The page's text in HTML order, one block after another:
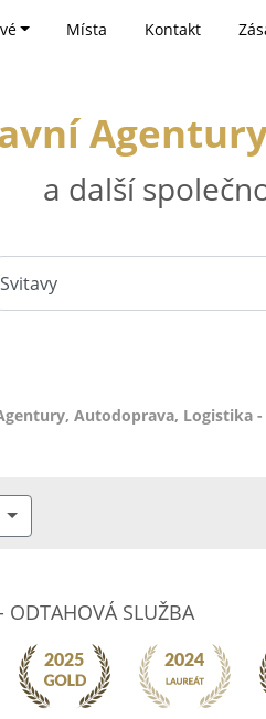
Místa Kontakt
a další
Autodoprava, Logistika
ODTAHOVÁ SLUŽBA